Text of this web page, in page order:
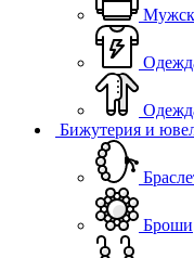
Бижутерия и
Броши